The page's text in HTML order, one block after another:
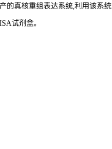
的真核重组表达系统,利用该系
试剂盒。